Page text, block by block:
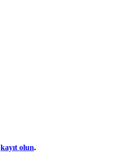
kayıt olun.